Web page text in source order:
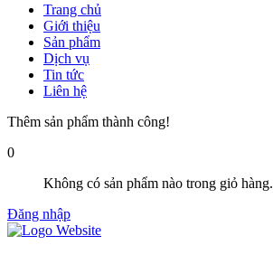
Trang chủ
Giới thiệu
Sản phẩm
Dịch vụ
Tin tức
Liên hệ
Thêm sản phẩm thành công!
0
Không có sản phẩm nào trong giỏ hàng.
Đăng nhập